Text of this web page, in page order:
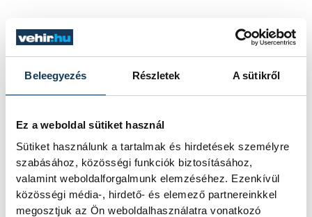
Beleegyezés Részletek A sütikről
Ez a weboldal sütiket használ
Sütiket használunk a tartalmak és hirdetések személyre
szabásához, közösségi funkciók biztosításához,
valamint weboldalforgalmunk elemzéséhez. Ezenkívül
közösségi média-, hirdető- és elemező partnereinkkel
megosztjuk az Ön weboldalhasználatra vonatkozó